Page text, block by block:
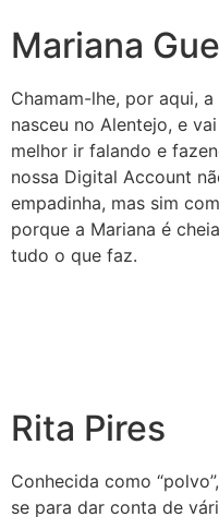
Mariana
Chamam-lhe, por aqui, a
nasceu no Alentejo, e
melhor ir falando e
nossa Digital Account
empadinha, mas sim
porque a Mariana é
tudo o que faz.
Rita Pires
Conhecida como
se para dar conta de